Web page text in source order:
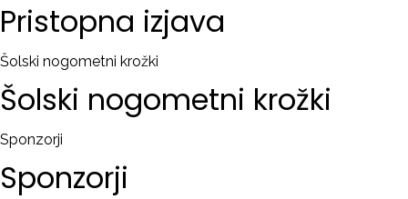
Pristopna izjava
Šolski nogometni krožki
Šolski nogometni krožki
Sponzorji
Sponzorji